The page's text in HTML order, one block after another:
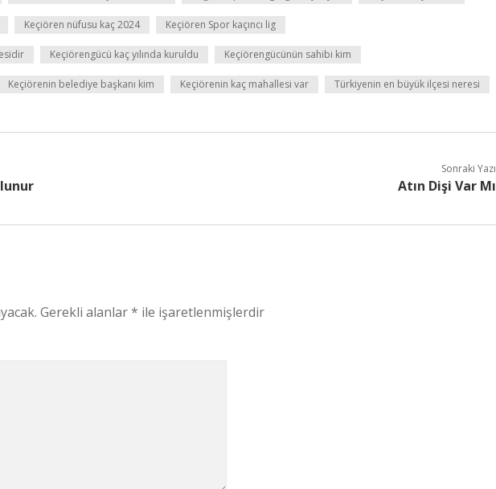
Keçiören nüfusu kaç 2024 Keçiören Spor kaçıncı lig
Keçiörengücü kaç yılında kuruldu Keçiörengücünün sahibi kim
Keçiörenin belediye başkanı kim Keçiörenin kaç mahallesi var Türkiyenin en büyük ilçesi neresi
Sonraki Yazı
Atın Dişi Var Mı
Gerekli alanlar* ile işaretlenmişlerdir